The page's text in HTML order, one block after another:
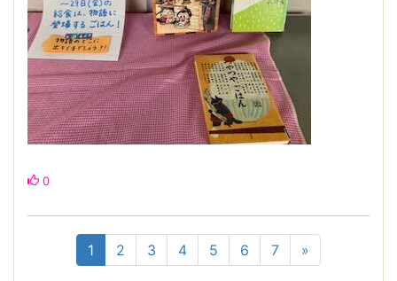
0
1 2 3 4 5 6 7 »